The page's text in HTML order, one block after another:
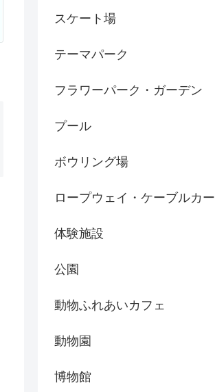
スケート場
テーマパーク
フラワーパーク・ガーデン
プール
ボウリング場
ロープウェイ・ケーブルカー
体験施設
公園
動物ふれあいカフェ
動物園
博物館